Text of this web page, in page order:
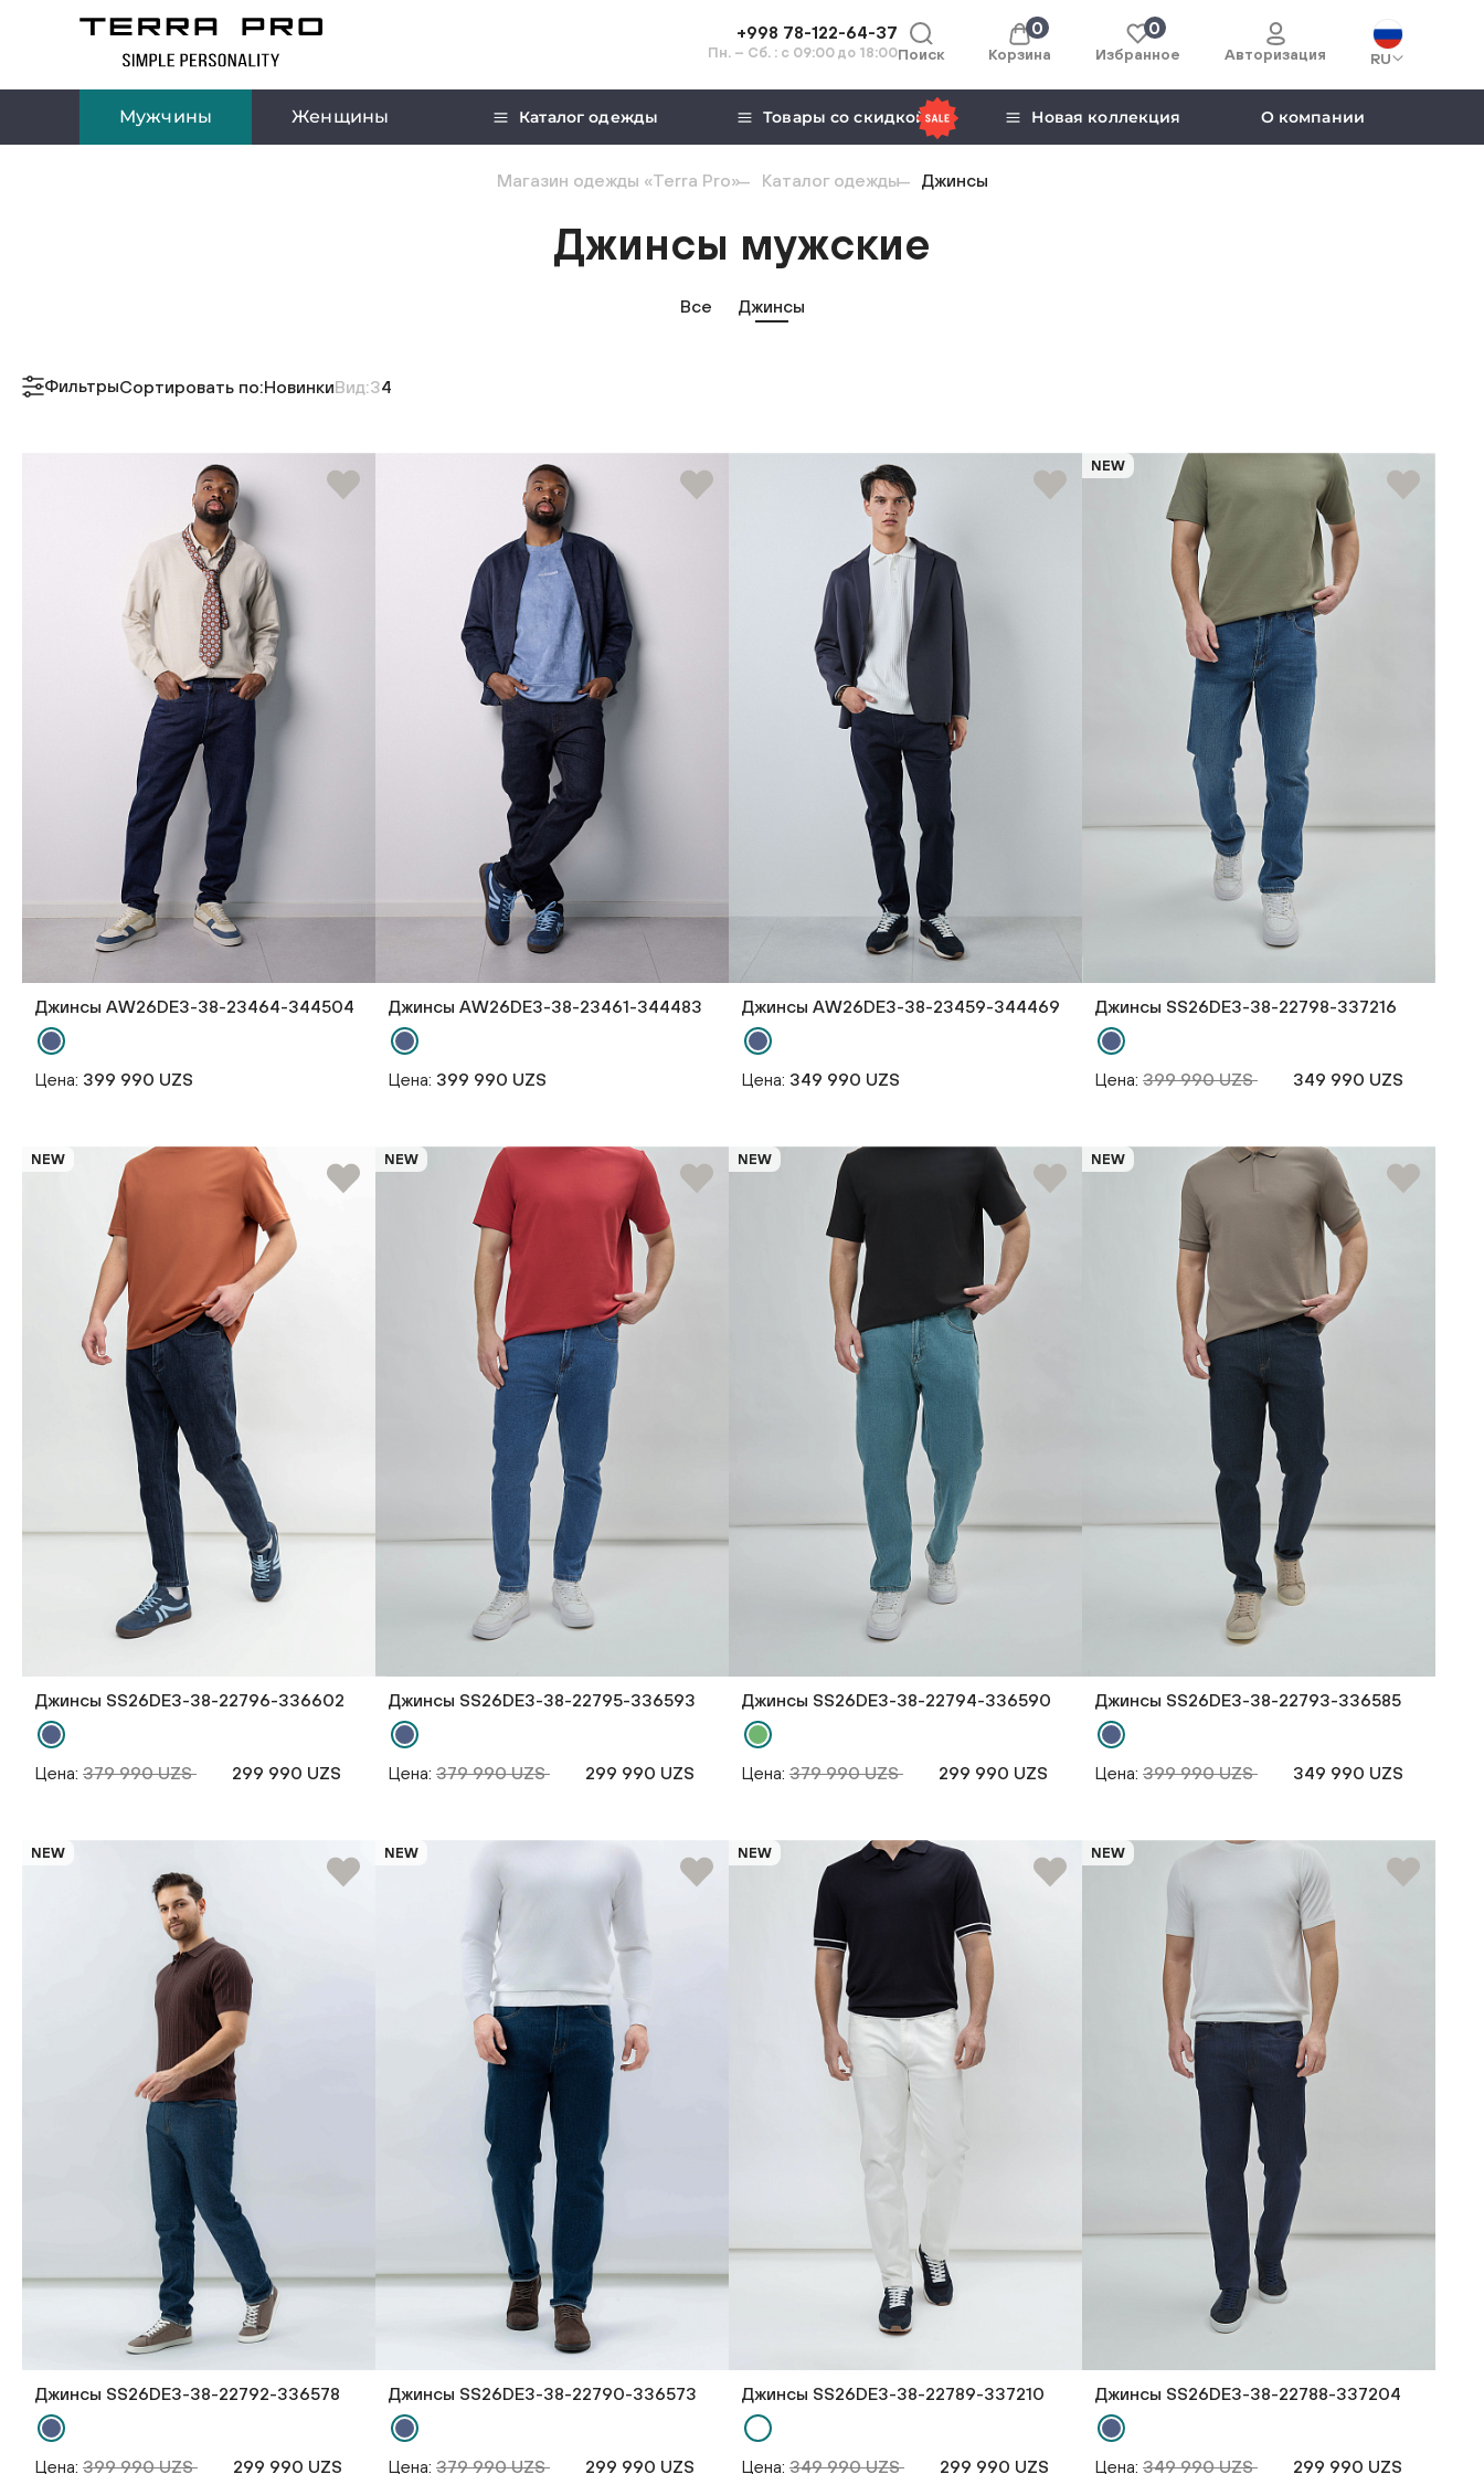
+998 78-122-64-37
Пн. – Сб. : с 09:00 до 18:00Поиск Корзина
0 0
Избранное Авторизация RU
Мужчины Женщины Каталог одежды Товары со скидкой Новая коллекция О компании
Магазин одежды «Terra Pro» Каталог одежды Джинсы
Джинсы мужские
Все Джинсы
ФильтрыСортировать по:НовинкиВид:34
Джинсы AW26DE3-38-23464-344504
Цена: 399 990 UZS
Джинсы AW26DE3-38-23461-344483
Цена: 399 990 UZS
Джинсы AW26DE3-38-23459-344469
Цена: 349 990 UZS
NEW
Джинсы SS26DE3-38-22798-337216
Цена: 399 990 UZS 349 990 UZS
NEW
Джинсы SS26DE3-38-22796-336602
Цена: 379 990 UZS 299 990 UZS
NEW
Джинсы SS26DE3-38-22795-336593
Цена: 379 990 UZS 299 990 UZS
NEW
Джинсы SS26DE3-38-22794-336590
Цена: 379 990 UZS 299 990 UZS
NEW
Джинсы SS26DE3-38-22793-336585
Цена: 399 990 UZS 349 990 UZS
NEW
Джинсы SS26DE3-38-22792-336578
Цена: 399 990 UZS 299 990 UZS
NEW
Джинсы SS26DE3-38-22790-336573
Цена: 379 990 UZS 299 990 UZS
NEW
Джинсы SS26DE3-38-22789-337210
Цена: 349 990 UZS 299 990 UZS
NEW
Джинсы SS26DE3-38-22788-337204
Цена: 349 990 UZS 299 990 UZS